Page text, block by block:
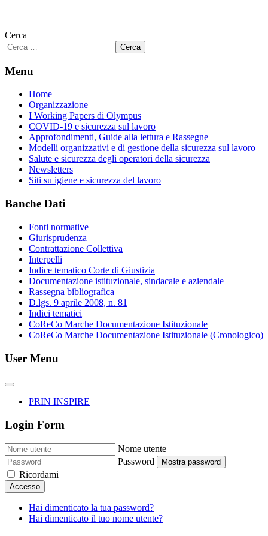
Cerca
Cerca
Menu
Home
Organizzazione
I Working Papers di Olympus
COVID-19 e sicurezza sul lavoro
Approfondimenti, Guide alla lettura e Rassegne
Modelli organizzativi e di gestione della sicurezza sul lavoro
Salute e sicurezza degli operatori della sicurezza
Newsletters
Siti su igiene e sicurezza del lavoro
Banche Dati
Fonti normative
Giurisprudenza
Contrattazione Collettiva
Interpelli
Indice tematico Corte di Giustizia
Documentazione istituzionale, sindacale e aziendale
Rassegna bibliografica
D.lgs. 9 aprile 2008, n. 81
Indici tematici
CoReCo Marche Documentazione Istituzionale
CoReCo Marche Documentazione Istituzionale (Cronologico)
User Menu
PRIN INSPIRE
Login Form
Nome utente
Password
Mostra password
Ricordami
Accesso
Hai dimenticato la tua password?
Hai dimenticato il tuo nome utente?